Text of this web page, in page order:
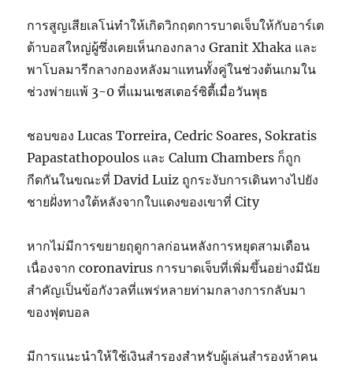
การสูญเสียเลโน่ทำให้เกิดวิกฤตการบาดเจ็บให้กับอาร์เต
ต้าบอสใหญ่ผู้ซึ่งเคยเห็นกองกลาง Granit Xhaka และ
พาโบลมารีกลางกองหลังมาแทนทั้งคู่ในช่วงต้นเกมใน
ช่วงพ่ายแพ้ 3-0 ที่แมนเชสเตอร์ซิตี้เมื่อวันพุธ
ชอบของ Lucas Torreira, Cedric Soares, Sokratis
Papastathopoulos และ Calum Chambers ก็ถูก
กีดกันในขณะที่ David Luiz ถูกระงับการเดินทางไปยัง
ชายฝั่งทางใต้หลังจากใบแดงของเขาที่ City
หากไม่มีการขยายฤดูกาลก่อนหลังการหยุดสามเดือน
เนื่องจาก coronavirus การบาดเจ็บที่เพิ่มขึ้นอย่างมีนัย
สำคัญเป็นข้อกังวลที่แพร่หลายท่ามกลางการกลับมา
ของฟุตบอล
มีการแนะนำให้ใช้เงินสำรองสำหรับผู้เล่นสำรองห้าคน